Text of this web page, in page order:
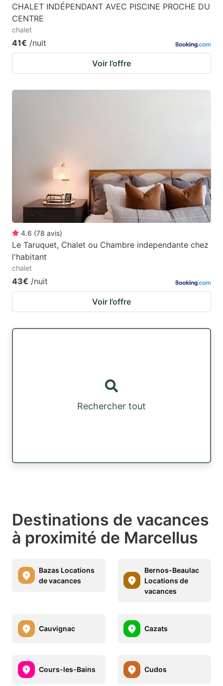
CHALET INDÉPENDANT AVEC PISCINE PROCHE DU
CENTRE
chalet
41€ /nuit
Voir l’offre
4.6 (78 avis)
Le Taruquet, Chalet ou Chambre independante chez
l'habitant
chalet
43€ /nuit
Voir l’offre
Rechercher tout
Destinations de vacances
à proximité de Marcellus
Bazas Locations
de vacances
Bernos-Beaulac
Locations de
vacances
Cauvignac Cazats
Cours-les-Bains Cudos